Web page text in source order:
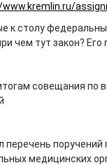
к столу
чем тут закон? Его
совещания
перечень
медицинских